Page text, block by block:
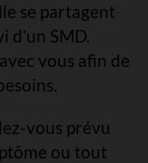
se partagent
d'un SMD.
vous afin de
vous prévu
ou tout